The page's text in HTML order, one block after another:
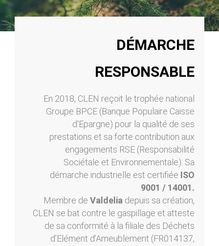
DÉMARCHE
RESPONSABLE
En 2018, CLEN reçoit le trophée national
Groupe BPCE (Banque Populaire Caisse
d'Epargne) pour la qualité de ses
prestations et sa forte contribution aux
engagements RSE (Responsabilité
Sociétale et Environnementale). Sa
démarche industrielle est certifiée ISO
9001 / 14001.
Membre de Valdelia depuis sa création,
CLEN se bat contre le gaspillage et atteste
de sa conformité à la filiale des Déchets
d’Elément d’Ameublement (FR014137,